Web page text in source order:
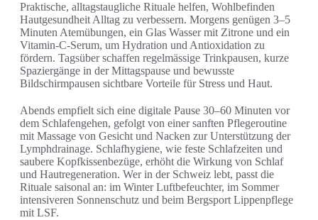
Praktische, alltagstaugliche Rituale helfen, Wohlbefinden
Hautgesundheit Alltag zu verbessern. Morgens genügen 3–5
Minuten Atemübungen, ein Glas Wasser mit Zitrone und ein
Vitamin-C-Serum, um Hydration und Antioxidation zu
fördern. Tagsüber schaffen regelmässige Trinkpausen, kurze
Spaziergänge in der Mittagspause und bewusste
Bildschirmpausen sichtbare Vorteile für Stress und Haut.
Abends empfielt sich eine digitale Pause 30–60 Minuten vor
dem Schlafengehen, gefolgt von einer sanften Pflegeroutine
mit Massage von Gesicht und Nacken zur Unterstützung der
Lymphdrainage. Schlafhygiene, wie feste Schlafzeiten und
saubere Kopfkissenbezüge, erhöht die Wirkung von Schlaf
und Hautregeneration. Wer in der Schweiz lebt, passt die
Rituale saisonal an: im Winter Luftbefeuchter, im Sommer
intensiveren Sonnenschutz und beim Bergsport Lippenpflege
mit LSF.